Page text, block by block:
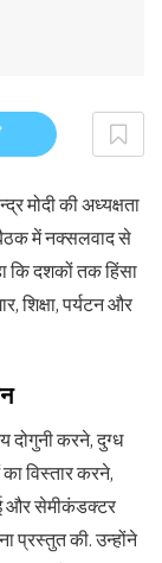
मोदी की अध्यक्षता
बैठक में नक्सलवाद से
कि दशकों तक हिंसा
शिक्षा, पर्यटन और
दोगुनी करने, दुग्ध
विस्तार करने,
और सेमीकंडक्टर
प्रस्तुत की. उन्होंने